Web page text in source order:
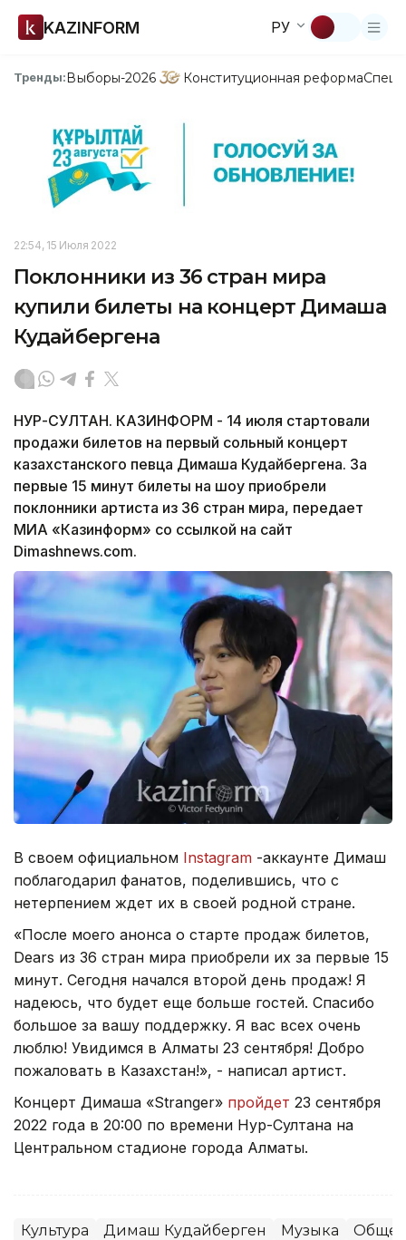
KAZINFORM РУ
Тренды:Выборы-2026 Конституционная реформа
22:54, 15 Июля 2022
Поклонники из 36 стран мира
купили билеты на концерт Димаша
Кудайбергена
НУР-СУЛТАН. КАЗИНФОРМ - 14 июля стартовали
продажи билетов на первый сольный концерт
казахстанского певца Димаша Кудайбергена. За
первые 15 минут билеты на шоу приобрели
поклонники артиста из 36 стран мира, передает
МИА «Казинформ» со ссылкой на сайт
Dimashnews.com.
В своем официальном Instagram -аккаунте Димаш
поблагодарил фанатов, поделившись, что с
нетерпением ждет их в своей родной стране.
«После моего анонса о старте продаж билетов,
Dears из 36 стран мира приобрели их за первые 15
минут. Сегодня начался второй день продаж! Я
надеюсь, что будет еще больше гостей. Спасибо
большое за вашу поддержку. Я вас всех очень
люблю! Увидимся в Алматы 23 сентября! Добро
пожаловать в Казахстан!», - написал артист.
Концерт Димаша «Stranger» пройдет 23 сентября
2022 года в 20:00 по времени Нур-Султана на
Центральном стадионе города Алматы.
Культура Димаш Кудайберген Музыка